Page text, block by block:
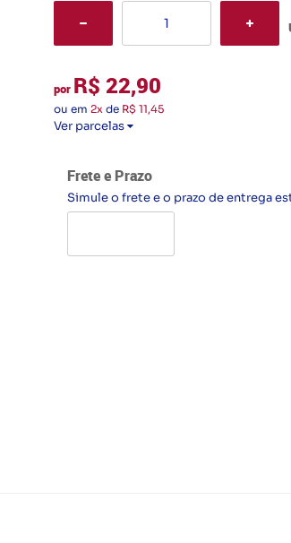
por R$ 22,90
ou em 2xde R$ 11,45
Ver parcelas
Frete e Prazo
Simule o frete e o prazo de entrega